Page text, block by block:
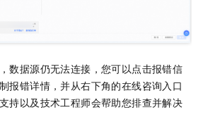
数据源仍无法连接，您可以点击报错信
报错详情，并从右下角的在线咨询入口
持以及技术工程师会帮助您排查并解决